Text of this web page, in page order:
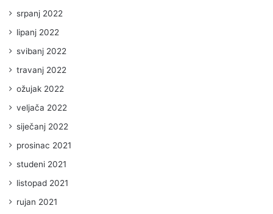
srpanj 2022
lipanj 2022
svibanj 2022
travanj 2022
ožujak 2022
veljača 2022
siječanj 2022
prosinac 2021
studeni 2021
listopad 2021
rujan 2021